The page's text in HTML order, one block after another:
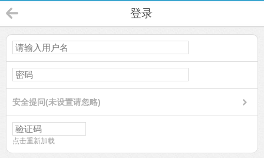
登录
安全提问(未设置请忽略)
点击重新加载